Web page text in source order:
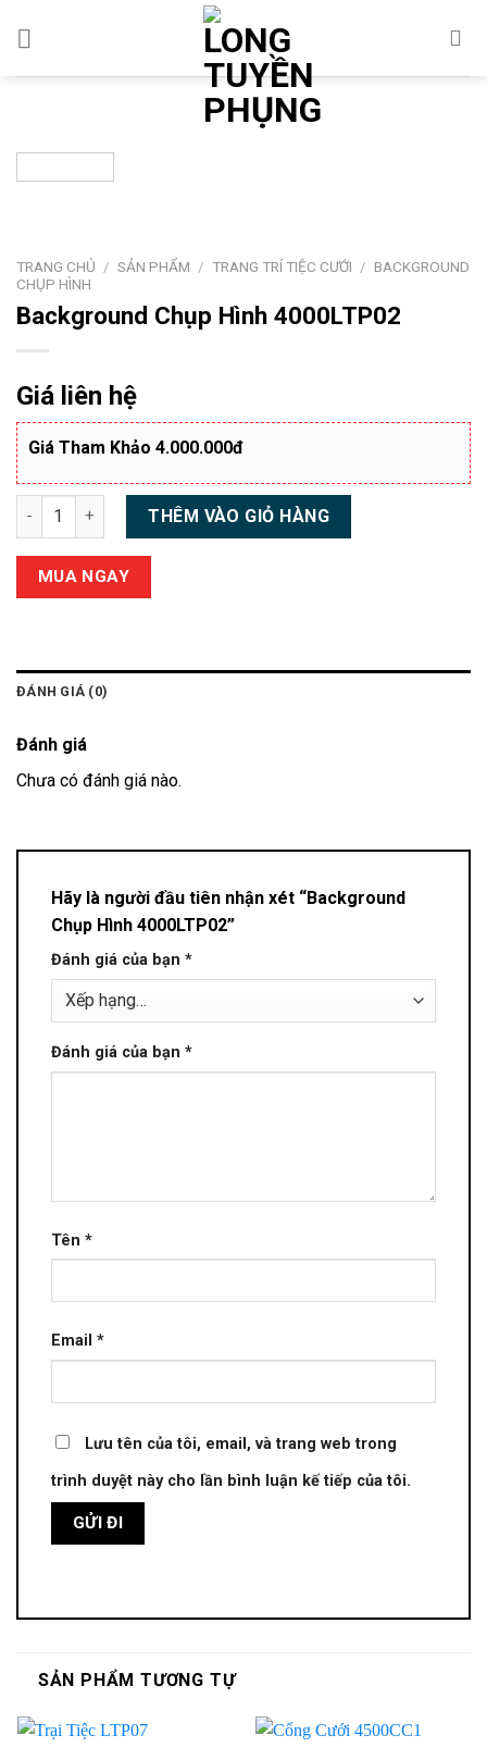
TRANG CHỦ / SẢN PHẨM / TRANG TRÍ TIỆC CƯỚI / BACKGROUND
CHỤP HÌNH
Background Chụp Hình 4000LTP02
Giá liên hệ
Giá Tham Khảo 4.000.000đ
Background Chụp Hình 4000LTP02 số lượng
THÊM VÀO GIỎ HÀNG
MUA NGAY
ĐÁNH GIÁ (0)
Đánh giá
Chưa có đánh giá nào.
Hãy là người đầu tiên nhận xét “Background
Chụp Hình 4000LTP02”
Đánh giá của bạn *
Đánh giá của bạn *
Tên *
Email *
Lưu tên của tôi, email, và trang web trong
trình duyệt này cho lần bình luận kế tiếp của tôi.
SẢN PHẨM TƯƠNG TỰ